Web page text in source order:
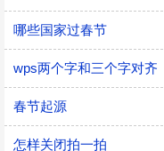
哪些国家过春节
wps两个字和三个字对齐
春节起源
怎样关闭拍一拍